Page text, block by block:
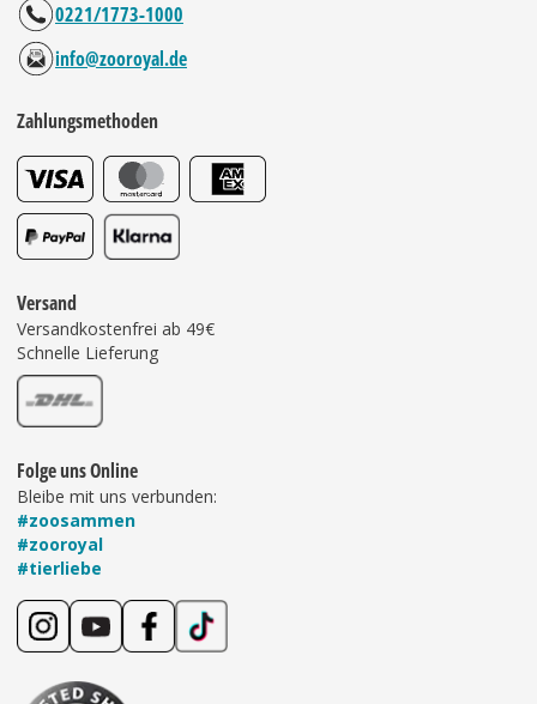
0221/1773-1000
info@zooroyal.de
Zahlungsmethoden
Versand
Versandkostenfrei ab 49€
Schnelle Lieferung
Folge uns Online
Bleibe mit uns verbunden:
#zoosammen
#zooroyal
#tierliebe